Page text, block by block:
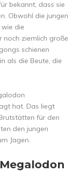
bekannt, dass sie
Obwohl die jungen
die
noch ziemlich große
schienen
als die Beute, die
hat. Das liegt
für den
den jungen
Jagen.